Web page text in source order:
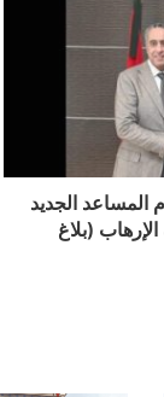
الزميل جمال
المساعد الجديد
(بلاغ